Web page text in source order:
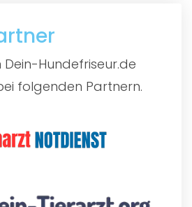
Hundefriseur.de
folgenden Partnern.